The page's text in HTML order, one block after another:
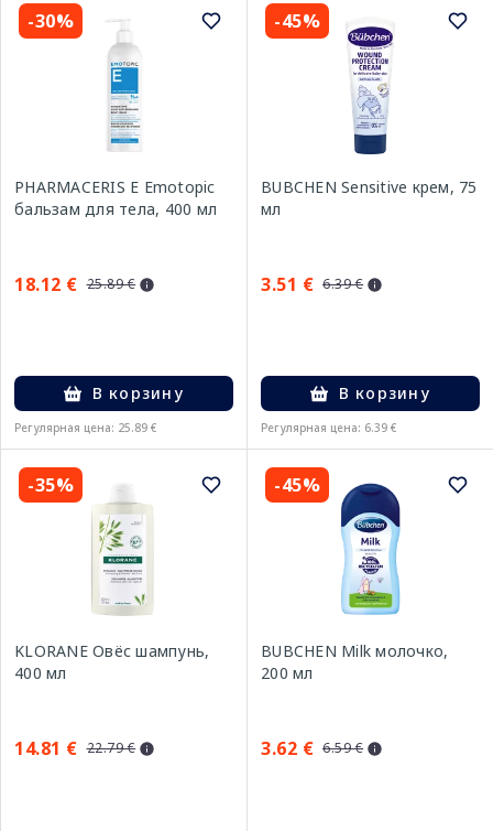
-30%
PHARMACERIS E Emotopic
бальзам для тела, 400 мл
18.12 € 25.89 €
В корзину
Регулярная цена: 25.89 €
-45%
BUBCHEN Sensitive крем, 75
мл
3.51 € 6.39 €
В корзину
Регулярная цена: 6.39 €
-35%
KLORANE Овёс шампунь,
400 мл
14.81 € 22.79 €
-45%
BUBCHEN Milk молочко,
200 мл
3.62 € 6.59 €